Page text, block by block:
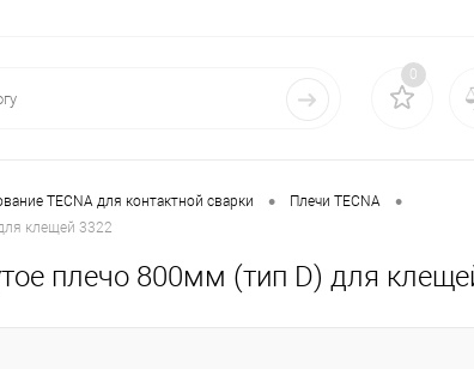
0
TECNA для контактной сварки • Плечи TECNA •
клещей 3322
плечо 800мм (тип D) для